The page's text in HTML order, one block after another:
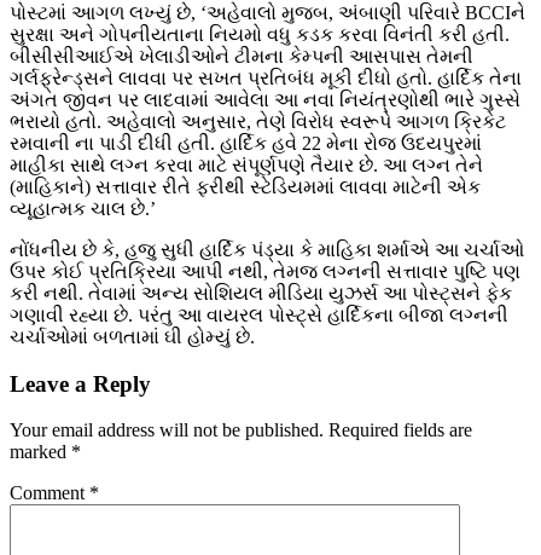
પોસ્ટમાં આગળ લખ્યું છે, ‘અહેવાલો મુજબ, અંબાણી પરિવારે BCCIને
સુરક્ષા અને ગોપનીયતાના નિયમો વધુ કડક કરવા વિનંતી કરી હતી.
બીસીસીઆઈએ ખેલાડીઓને ટીમના કેમ્પની આસપાસ તેમની
ગર્લફ્રેન્ડ્સને લાવવા પર સખત પ્રતિબંધ મૂકી દીધો હતો. હાર્દિક તેના
અંગત જીવન પર લાદવામાં આવેલા આ નવા નિયંત્રણોથી ભારે ગુસ્સે
ભરાયો હતો. અહેવાલો અનુસાર, તેણે વિરોધ સ્વરૂપે આગળ ક્રિકેટ
રમવાની ના પાડી દીધી હતી. હાર્દિક હવે 22 મેના રોજ ઉદયપુરમાં
માહીકા સાથે લગ્ન કરવા માટે સંપૂર્ણપણે તૈયાર છે. આ લગ્ન તેને
(માહિકાને) સત્તાવાર રીતે ફરીથી સ્ટેડિયમમાં લાવવા માટેની એક
વ્યૂહાત્મક ચાલ છે.’
નોંધનીય છે કે, હજુ સુધી હાર્દિક પંડ્યા કે માહિકા શર્માએ આ ચર્ચાઓ
ઉપર કોઈ પ્રતિક્રિયા આપી નથી, તેમજ લગ્નની સત્તાવાર પુષ્ટિ પણ
કરી નથી. તેવામાં અન્ય સોશિયલ મીડિયા યુઝર્સ આ પોસ્ટ્સને ફેક
ગણાવી રહ્યા છે. પરંતુ આ વાયરલ પોસ્ટ્સે હાર્દિકના બીજા લગ્નની
ચર્ચાઓમાં બળતામાં ઘી હોમ્યું છે.
Leave a Reply
Your email address will not be published. Required fields are
marked *
Comment *